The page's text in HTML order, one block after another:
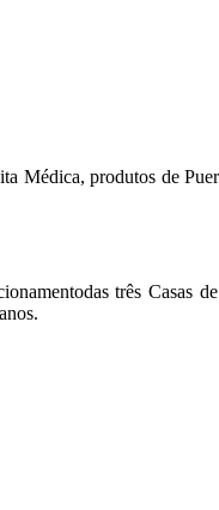
Médica, produtos de
três Casas